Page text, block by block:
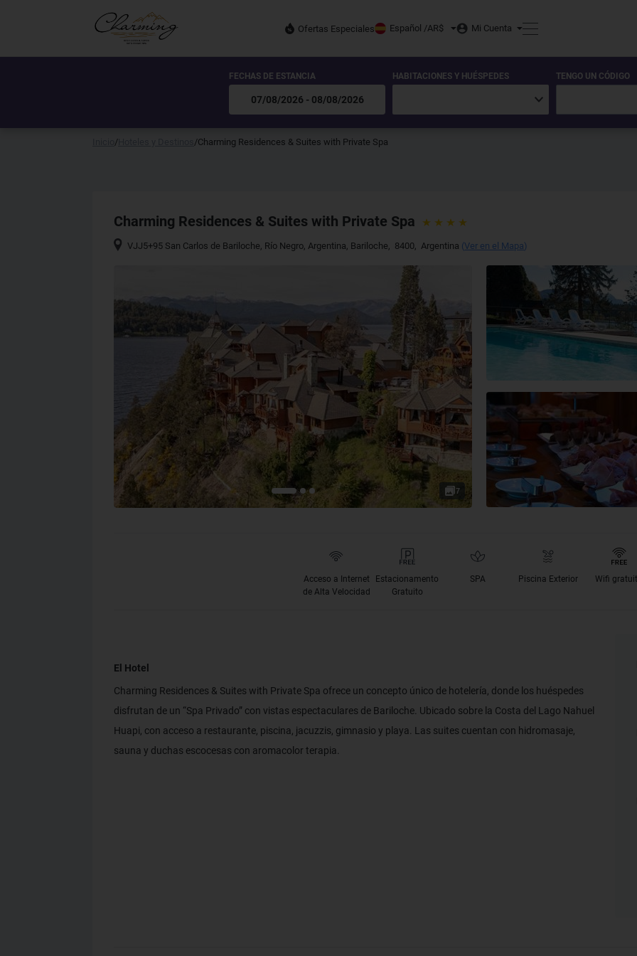
Ofertas Especiales Español /AR$ Mi Cuenta
FECHAS DE ESTANCIA HABITACIONES Y HUÉSPEDES TENGO UN CÓDIGO
/ /Charming Residences & Suites with Private Spa
Charming Residences & Suites with Private Spa
VJJ5+95 San Carlos de Bariloche, Río Negro, Argentina, Bariloche, 8400, Argentina (Ver en el Mapa)
7
Acceso a Internet
de Alta Velocidad
Estacionamento
Gratuito
SPA Piscina Exterior Wifi
El Hotel
Charming Residences & Suites with Private Spa ofrece un concepto único de hotelería, donde los huéspedes
disfrutan de un “Spa Privado” con vistas espectaculares de Bariloche. Ubicado sobre la Costa del Lago Nahuel
Huapi, con acceso a restaurante, piscina, jacuzzis, gimnasio y playa. Las suites cuentan con hidromasaje,
sauna y duchas escocesas con aromacolor terapia.